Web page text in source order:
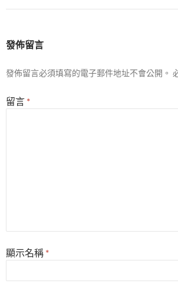
發佈留言
發佈留言必須填寫的電子郵件地址不會公開。
留言 *
顯示名稱 *